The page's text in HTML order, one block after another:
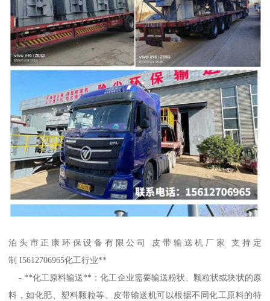
泊头市正康环保设备有限公司 皮带输送机厂家 支持定
制 I5612706965化工行业**
- **化工原料输送**：化工企业需要输送粉状、颗粒状或块状的原
料，如化肥、塑料颗粒等。皮带输送机可以根据不同化工原料的特